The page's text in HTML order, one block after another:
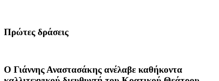
Πρώτες δράσεις
Ο Γιάννης Αναστασάκης ανέλαβε καθήκοντα